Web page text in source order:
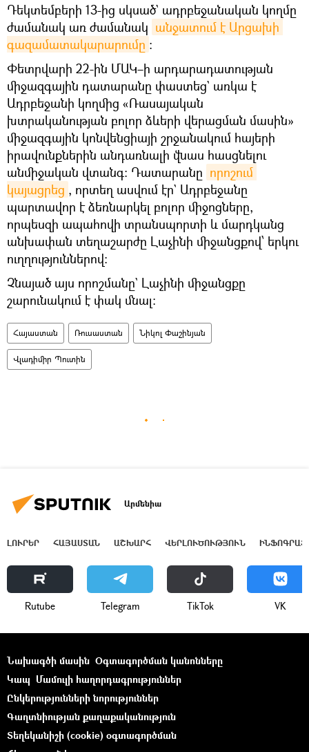
Դեկտեմբերի 13-ից սկսած` ադրբեջանական կողմը
ժամանակ առ ժամանակ անջատում է Արցախի
գազամատակարարումը ։
Փետրվարի 22-ին ՄԱԿ–ի արդարադատության
միջազգային դատարանը փաստեց` առկա է
Ադրբեջանի կողմից «Ռասայական
խտրականության բոլոր ձևերի վերացման մասին»
միջազգային կոնվենցիայի շրջանակում հայերի
իրավունքներին անդառնալի վնաս հասցնելու
անմիջական վտանգ։ Դատարանը որոշում
կայացրեց , որտեղ ասվում էր` Ադրբեջանը
պարտավոր է ձեռնարկել բոլոր միջոցները,
որպեսզի ապահովի տրանսպորտի և մարդկանց
անխափան տեղաշարժը Լաչինի միջանցքով՝ երկու
ուղղություններով։
Չնայած այս որոշմանը` Լաչինի միջանցքը
շարունակում է փակ մնալ։
Հայաստան Ռուսաստան Նիկոլ Փաշինյան
Վլադիմիր Պուտին
Արմենիա
ԼՈՒՐԵՐ ՀԱՅԱՍՏԱՆ ԱՇԽԱՐՀ ՎԵՐԼՈՒԾՈՒԹՅՈՒՆ
Rutube Telegram ТikТоk VK
Նախագծի մասին Օգտագործման կանոնները
Կապ Մամուլի հաղորդագրություններ
Ընկերությունների նորություններ
Գաղտնիության քաղաքականություն
Տեղեկանիշի (cookie) օգտագործման